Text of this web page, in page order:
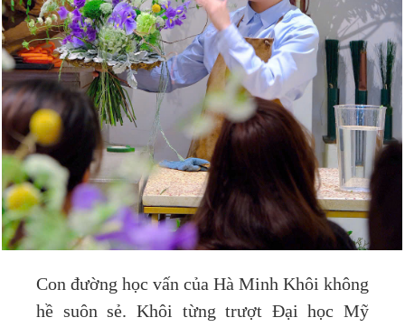
Con đường học vấn của Hà Minh Khôi không
hề suôn sẻ. Khôi từng trượt Đại học Mỹ